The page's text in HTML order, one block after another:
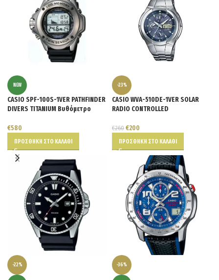
NEW
CASIO SPF-100S-1VER PATHFINDER
DIVERS TITANIUM Βυθόμετρο
€580
ΠΡΟΣΘΉΚΗ ΣΤΟ ΚΑΛΆΘΙ
-23%
CASIO WVA-510DE-1VER SOLAR
RADIO CONTROLLED
€260 €200
ΠΡΟΣΘΉΚΗ ΣΤΟ ΚΑΛΆΘΙ
-22% -36%